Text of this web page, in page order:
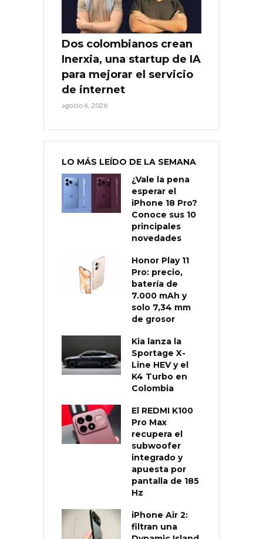
Dos colombianos crean
Inerxia, una startup de IA
para mejorar el servicio
de internet
agosto 6, 2026
LO MÁS LEÍDO DE LA SEMANA
¿Vale la pena
esperar el
iPhone 18 Pro?
Conoce sus 10
principales
novedades
Honor Play 11
Pro: precio,
batería de
7.000 mAh y
solo 7,34 mm
de grosor
Kia lanza la
Sportage X-
Line HEV y el
K4 Turbo en
Colombia
El REDMI K100
Pro Max
recupera el
subwoofer
integrado y
apuesta por
pantalla de 185
Hz
iPhone Air 2:
filtran una